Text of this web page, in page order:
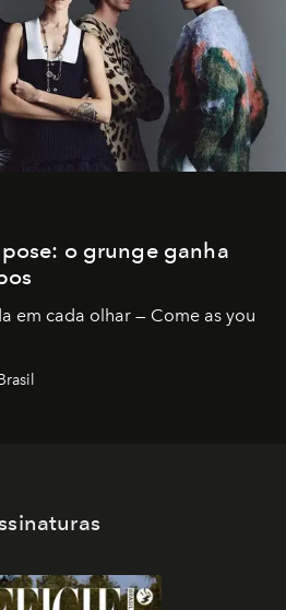
o grunge ganha
em cada olhar — Come as you